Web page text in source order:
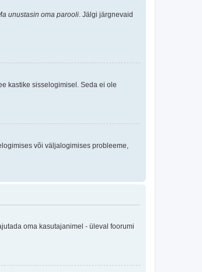
unustasin oma parooli . Jälgi järgnevaid
kastike sisselogimisel. Seda ei ole
või väljalogimises probleeme,
oma kasutajanimel - üleval foorumi